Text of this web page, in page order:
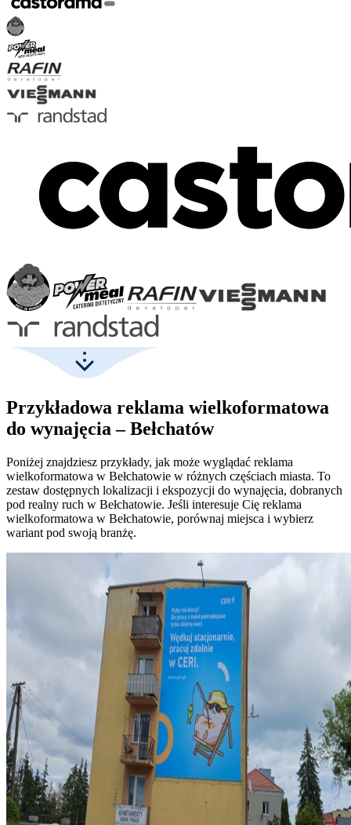
Przykładowa reklama wielkoformatowa
do wynajęcia – Bełchatów
Poniżej znajdziesz przykłady, jak może wyglądać reklama
wielkoformatowa w Bełchatowie w różnych częściach miasta. To
zestaw dostępnych lokalizacji i ekspozycji do wynajęcia, dobranych
pod realny ruch w Bełchatowie. Jeśli interesuje Cię reklama
wielkoformatowa w Bełchatowie, porównaj miejsca i wybierz
wariant pod swoją branżę.